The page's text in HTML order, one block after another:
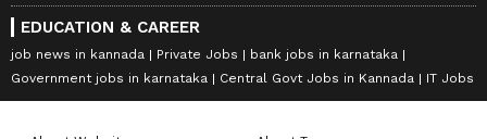
EDUCATION & CAREER
job news in kannada Private Jobs
bank jobs in karnataka
Government jobs in karnataka
Central Govt Jobs in Kannada IT Jobs